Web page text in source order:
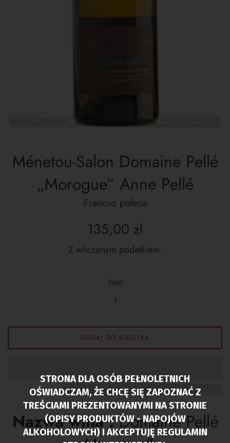
Ménetou-Salon Domaine Pellé
„Morogue” Anne Pellé
Francuz poleca
Cena
regularna
135,00 zl
Z wliczonym podatkiem.
Ilość
DODAJ DO KOSZYKA
Nazwa wina :Domaine Pellé
STRONA DLA OSÓB PEŁNOLETNICH
OŚWIADCZAM, ŻE CHCĘ SIĘ ZAPOZNAĆ Z
TREŚCIAMI PREZENTOWANYMI NA STRONIE
(OPISY PRODUKTÓW - NAPOJÓW
ALKOHOLOWYCH) I AKCEPTUJĘ REGULAMIN